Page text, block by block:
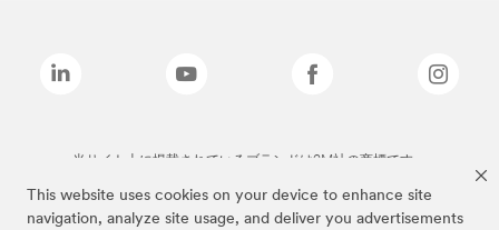
This website uses cookies on your device to enhance site
navigation, analyze site usage, and deliver you advertisements
当サイト上に掲載されているブランドは3M社の商標です。